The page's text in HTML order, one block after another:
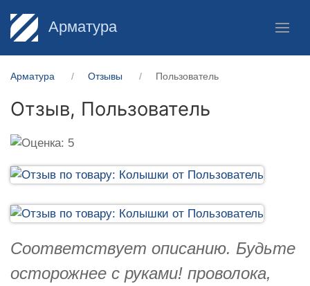
Арматура
Арматура Отзывы Пользователь
Отзыв, Пользователь
Соответствует описанию. Будьте
осторожнее с руками! проволока,